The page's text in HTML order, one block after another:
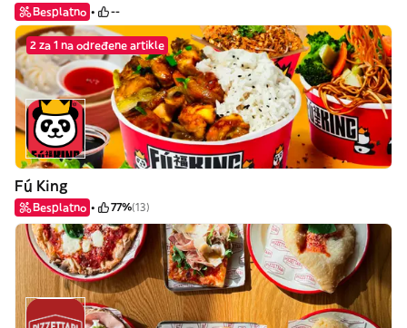
Besplatno --
2 za 1 na određene artikle
Fú King
Besplatno 77%(13)